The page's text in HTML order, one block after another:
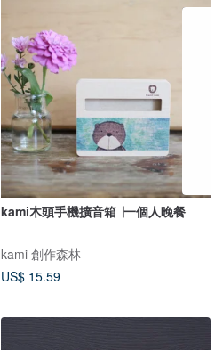
kami木頭手機擴音箱 ∣一個人晚餐
kami 創作森林
US$ 15.59